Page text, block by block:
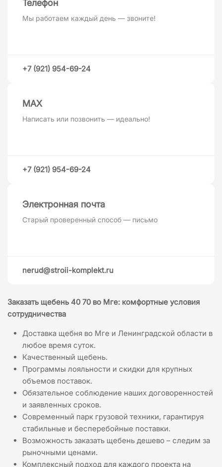
Телефон
Мы работаем каждый день — звоните!
+7 (921) 954-69-24
MAХ
Написать или позвонить — идеально!
+7 (921) 954-69-24
Электронная почта
Старый проверенный способ — письмо
nerud@stroii-komplekt.ru
Заказать щебень 40 70 во Мге: комфортные условия
сотрудничества
Доставка щебня во Мге и Ленинградской области в
любое время суток.
Качественный щебень.
Программы лояльности и скидки для крупных
объемов поставок.
Обязательное соблюдение наших договоренностей
и заявленных сроков.
Современный парк грузовой техники, гарантируя
стабильные и бесперебойные поставки.
Возможность заказать щебень дешево – следим за
рыночными ценами.
Комплексный подход для каждого проекта на